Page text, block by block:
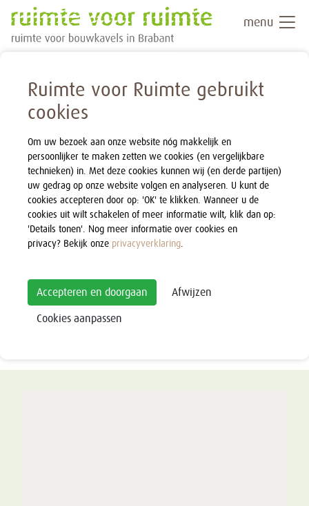
Ruimte voor Ruimte gebruikt
cookies
Om uw bezoek aan onze website nóg makkelijk en
persoonlijker te maken zetten we cookies (en vergelijkbare
technieken) in. Met deze cookies kunnen wij (en derde partijen)
uw gedrag op onze website volgen en analyseren. U kunt de
cookies accepteren door op: 'OK' te klikken. Wanneer u de
cookies uit wilt schakelen of meer informatie wilt, klik dan op:
'Details tonen'. Nog meer informatie over cookies en
privacy? Bekijk onze privacyverklaring.
Accepteren en doorgaan Afwijzen
Cookies aanpassen
menu